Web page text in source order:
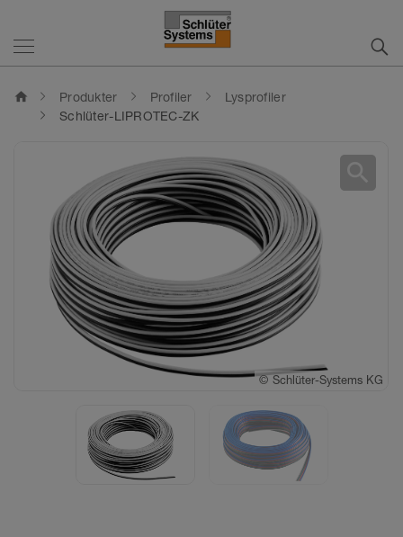
home Produkter Profiler
Lysprofiler
Schlüter-LIPROTEC-ZK
© Schlüter-Systems KG
© Schlüter-Systems KG